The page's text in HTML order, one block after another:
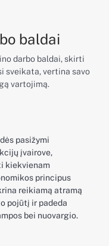
baldai
darbo baldai, skirti
sveikata, vertina savo
vartojimą.
pasižymi
įvairove,
kiekvienam
principus
reikiamą atramą
pojūtį ir padeda
bei nuovargio.